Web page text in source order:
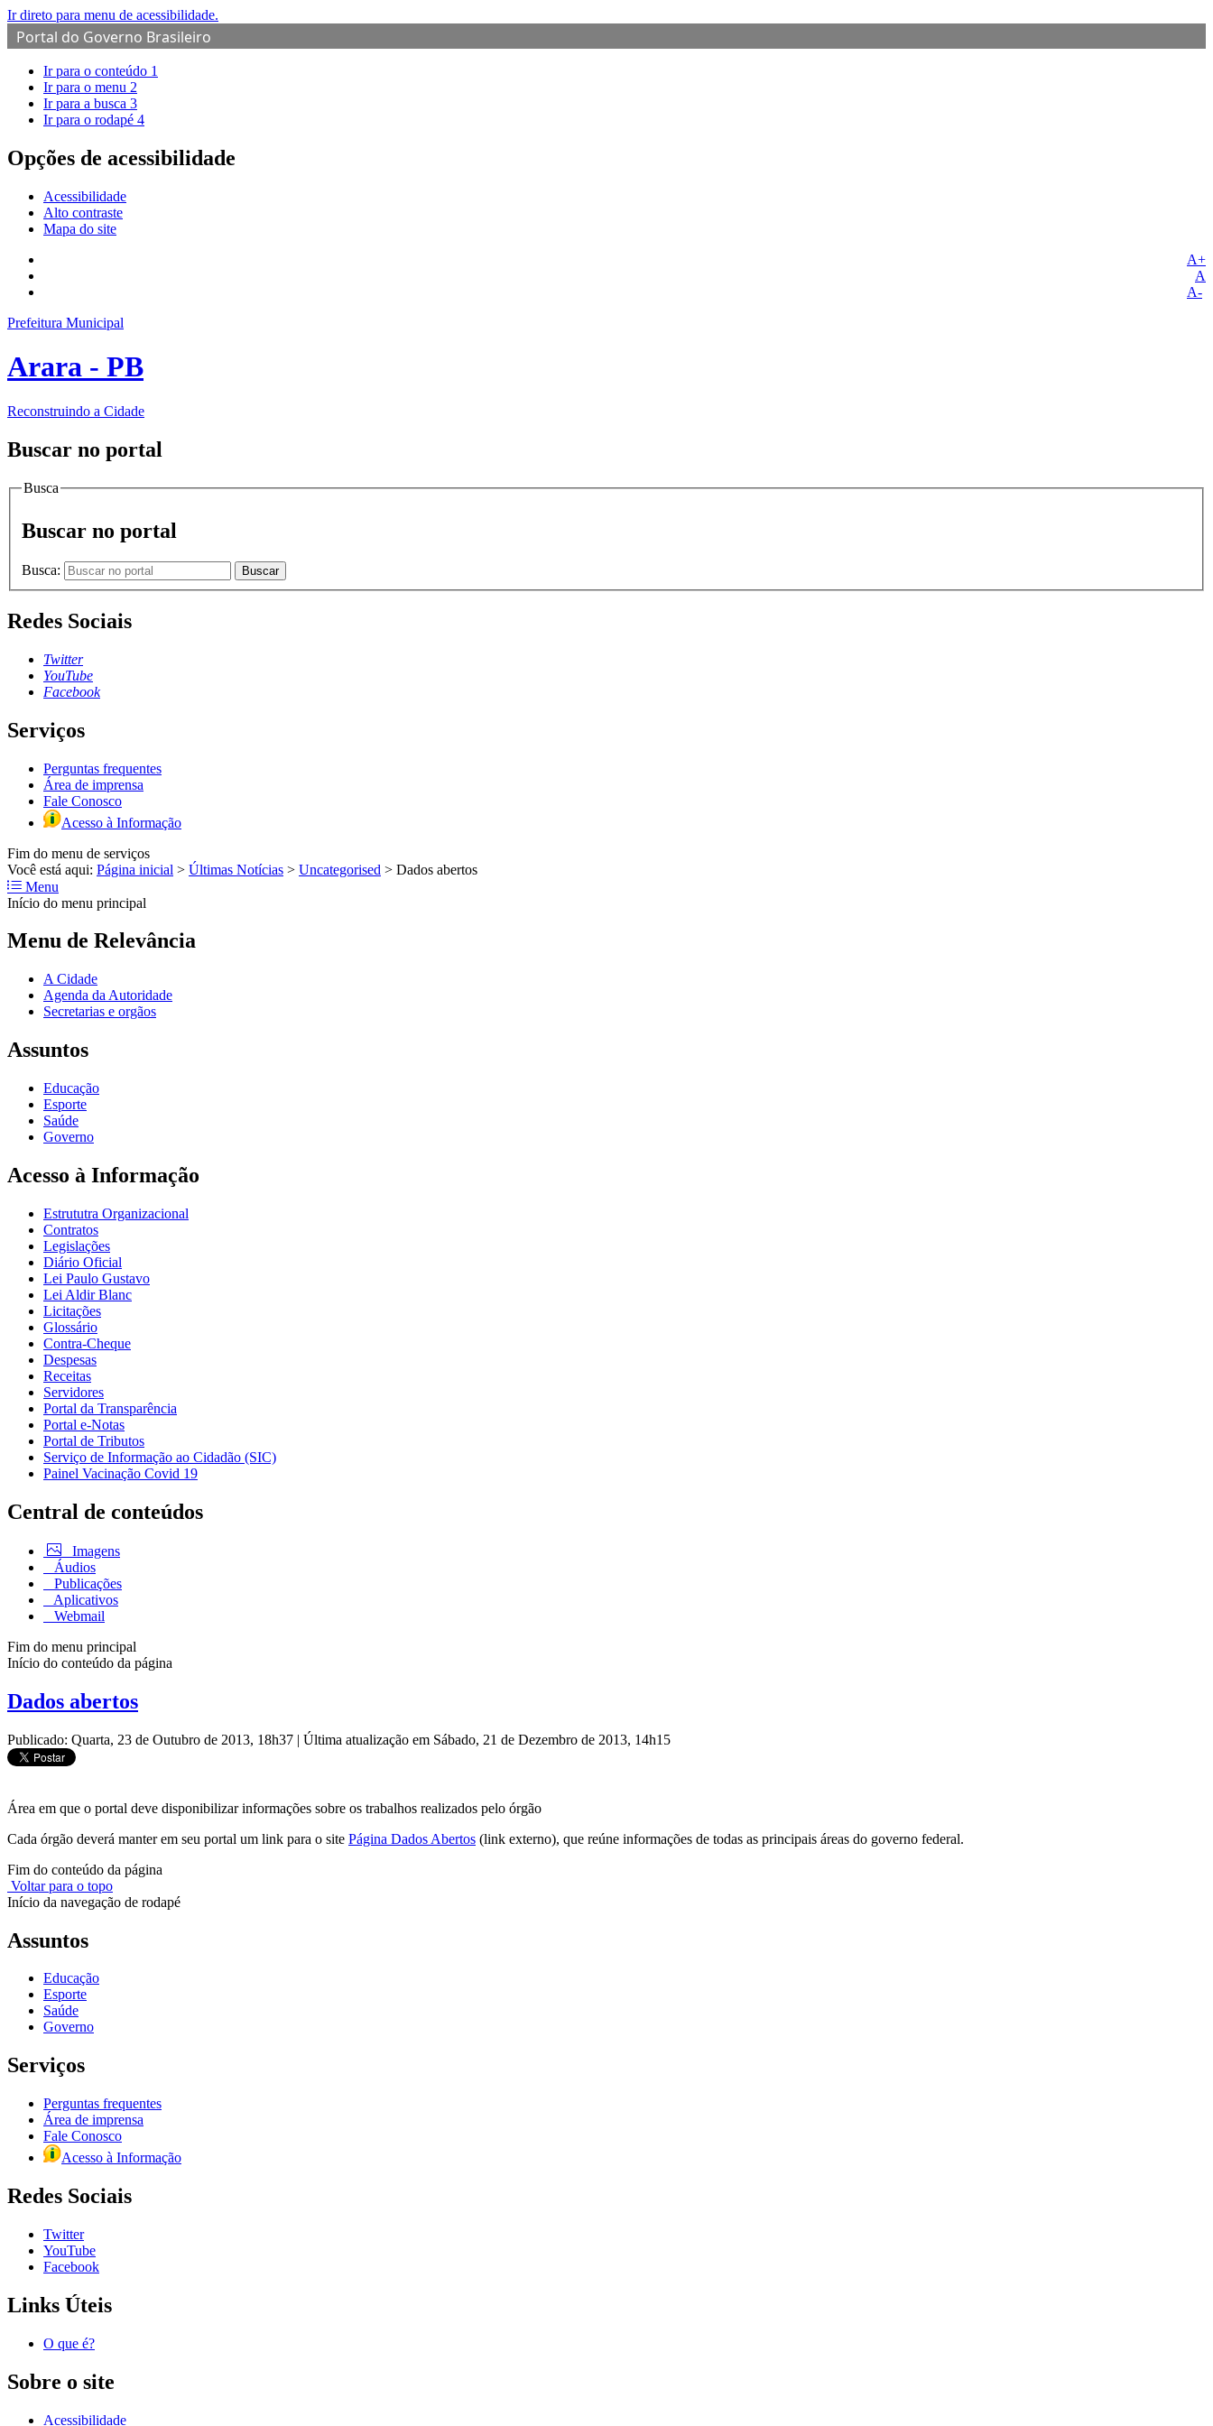
Ir direto para menu de acessibilidade.
Portal do Governo Brasileiro
Ir para o conteúdo 1
Ir para o menu 2
Ir para a busca 3
Ir para o rodapé 4
Opções de acessibilidade
Acessibilidade
Alto contraste
Mapa do site
A+
A
A-
Prefeitura Municipal
Arara - PB
Reconstruindo a Cidade
Buscar no portal
Busca
Buscar no portal
Busca: Buscar
Redes Sociais
Twitter
YouTube
Facebook
Serviços
Perguntas frequentes
Área de imprensa
Fale Conosco
Acesso à Informação
Fim do menu de serviços
Você está aqui: Página inicial > Últimas Notícias > Uncategorised > Dados abertos
Menu
Início do menu principal
Menu de Relevância
A Cidade
Agenda da Autoridade
Secretarias e orgãos
Assuntos
Educação
Esporte
Saúde
Governo
Acesso à Informação
Estrututra Organizacional
Contratos
Legislações
Diário Oficial
Lei Paulo Gustavo
Lei Aldir Blanc
Licitações
Glossário
Contra-Cheque
Despesas
Receitas
Servidores
Portal da Transparência
Portal e-Notas
Portal de Tributos
Serviço de Informação ao Cidadão (SIC)
Painel Vacinação Covid 19
Central de conteúdos
Imagens
Áudios
Publicações
Aplicativos
Webmail
Fim do menu principal
Início do conteúdo da página
Dados abertos
Publicado: Quarta, 23 de Outubro de 2013, 18h37 | Última atualização em Sábado, 21 de Dezembro de 2013, 14h15
Área em que o portal deve disponibilizar informações sobre os trabalhos realizados pelo órgão
Cada órgão deverá manter em seu portal um link para o site Página Dados Abertos (link externo), que reúne informações de todas as principais áreas do governo federal.
Fim do conteúdo da página
Voltar para o topo
Início da navegação de rodapé
Assuntos
Educação
Esporte
Saúde
Governo
Serviços
Perguntas frequentes
Área de imprensa
Fale Conosco
Acesso à Informação
Redes Sociais
Twitter
YouTube
Facebook
Links Úteis
O que é?
Sobre o site
Acessibilidade